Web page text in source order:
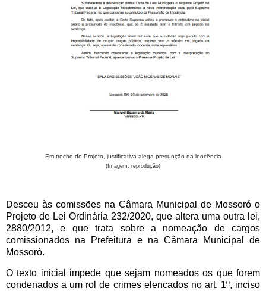
Em trecho do Projeto, justificativa alega presunção da inocência
(Imagem: reprodução)
Desceu às comissões na Câmara Municipal de Mossoró o
Projeto de Lei Ordinária 232/2020, que altera uma outra lei,
2880/2012, e que trata sobre a nomeação de cargos
comissionados na Prefeitura e na Câmara Municipal de
Mossoró.
O texto inicial impede que sejam nomeados os que forem
condenados a um rol de crimes elencados no art. 1º, inciso